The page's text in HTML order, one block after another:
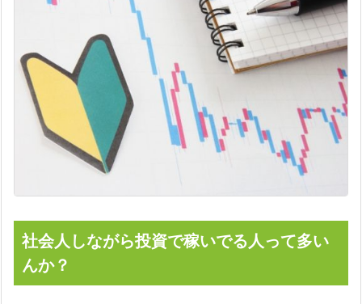
社会人しながら投資で稼いでる人って多い
んか？